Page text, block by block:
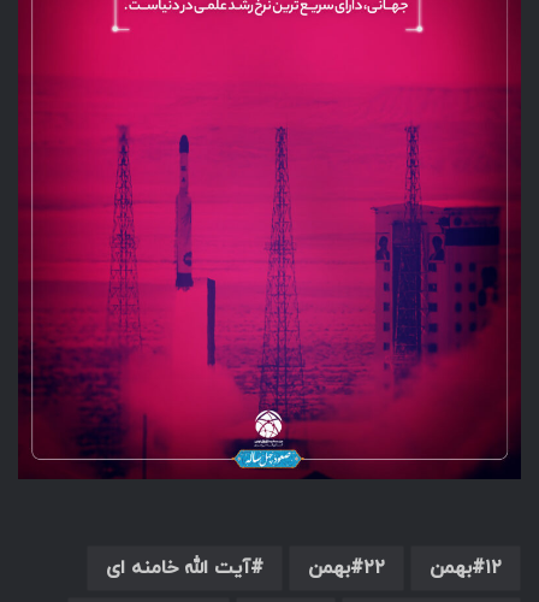
۱۲بهمن ۲۲بهمن
آیت الله خامنه ای